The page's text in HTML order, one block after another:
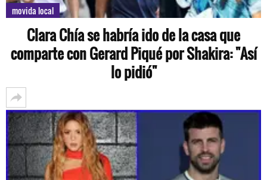
movida local
Clara Chía se habría ido de la casa que
comparte con Gerard Piqué por Shakira: "Así
lo pidió"